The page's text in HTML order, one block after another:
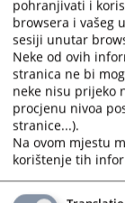
select
a
date.
Press
the
question
mark
key
get
Nova pisarnica -
Seminar u
Upoznavanje sa
pohranjivati i
browsera i vašeg
sesiji unutar
Neke od ovih
stranica ne bi
neke nisu prijeko
procjenu nivoa
stranice...).
Na ovom mjestu
korištenje tih